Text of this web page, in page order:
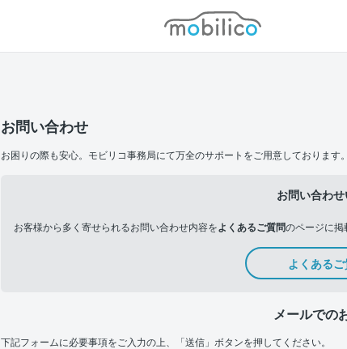
モビリコ
お問い合わせ
お困りの際も安心。モビリコ事務局にて万全のサポートをご用意しております。
お問い合わ
お客様から多く寄せられるお問い合わせ内容をよくあるご質問のページに掲
よくある
メールでの
下記フォームに必要事項をご入力の上、「送信」ボタンを押してください。